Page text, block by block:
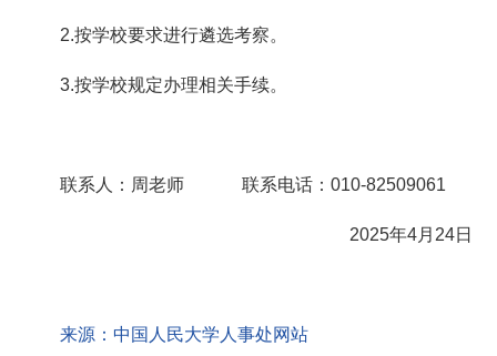
2.按学校要求进行遴选考察。
3.按学校规定办理相关手续。
联系人：周老师 联系电话：010-82509061
2025年4月24日
来源：中国人民大学人事处网站